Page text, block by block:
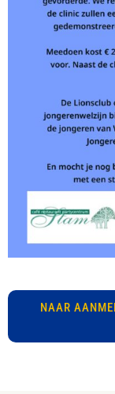
NAAR